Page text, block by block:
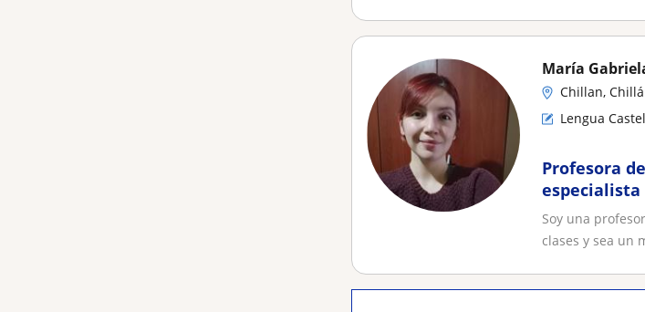
María
Chillan,
Lengua
Profesora
especialista
trabajos y
Soy una
clases y sea un